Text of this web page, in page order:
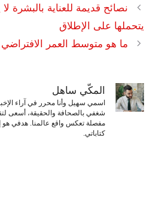
نصائح قديمة للعناية بالبشرة
يتحملها على الإطلاق
ما هو متوسط ​​العمر
المكّي ساهل
اسمي سهيل وأنا محرر في آراء
شغفي بالصحافة والحقيقة، أسعى
مفصلة تعكس واقع عالمنا. هدفي هو
كتاباتي.